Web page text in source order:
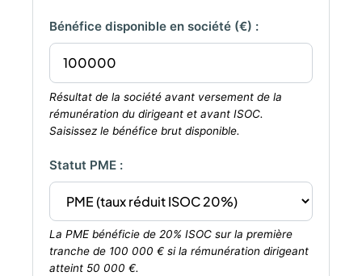
Bénéfice disponible en société (€) :
Résultat de la société avant versement de la
rémunération du dirigeant et avant ISOC.
Saisissez le bénéfice brut disponible.
Statut PME :
La PME bénéficie de 20% ISOC sur la première
tranche de 100 000 € si la rémunération dirigeant
atteint 50 000 €.